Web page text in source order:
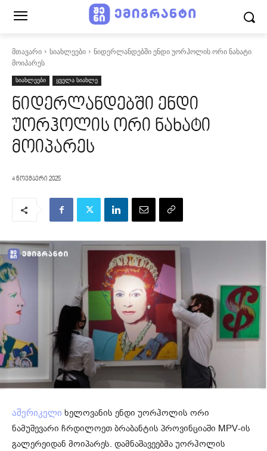
მთავარი სიახლეები
ნიდერლანდებში ენდი უორჰოლის ორი ნახატი
მოიპარეს
სიახლეები ყველა სიახლე
ნიდერლანდებში ენდი
უორჰოლის ორი ნახატი
მოიპარეს
4 ნოემბერი 2025
ამერიკელი ხელოვანის ენდი უორჰოლის ორი
ნამუშევარი ჩრდილოეთ ბრაბანტის პროვინციაში MPV-ის
გალერეიდან მოიპარეს. დამნაშავეებმა უორჰოლის